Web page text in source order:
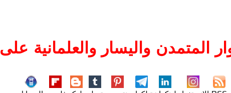
المتمدن واليسار والعلمانية على